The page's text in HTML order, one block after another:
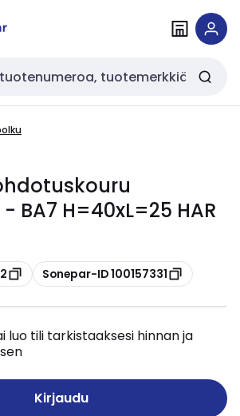
BA7 H=40xL=25 HAR
Kopioi
Sonepar-ID 100157331
luo tili tarkistaaksesi hinnan ja
Kirjaudu